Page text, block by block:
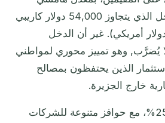
أقصى 35% على الدخل الذي يتجاوز 54,000 دولار كاريبي
(نحو 20,000 دولار أمريكي). غير أن الدخل
يُضرَّب, وهو تمييز محوري لمواطني
الذين يحتفظون بمصالح
خارج الجزيرة.
تبلغ ضريبة الشركات 25%، مع حوافز متنوعة للشركات